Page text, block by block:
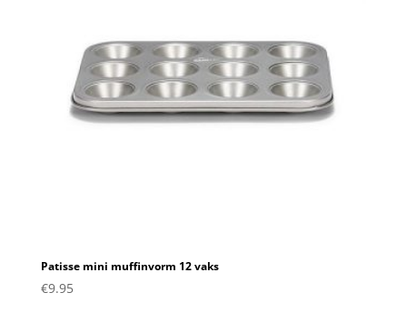
Patisse mini muffinvorm 12 vaks
€9.95